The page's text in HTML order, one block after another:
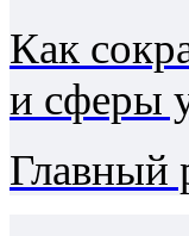
Как
и сферы
Главный